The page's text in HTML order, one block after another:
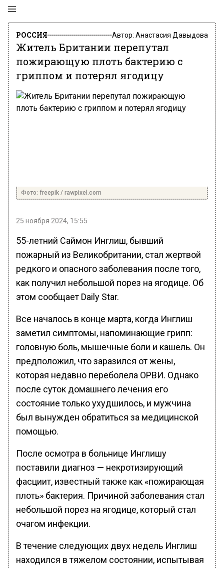
РОССИЯ Автор: Анастасия Давыдова
Житель Британии перепутал
пожирающую плоть бактерию с
гриппом и потерял ягодицу
Фото: freepik / rawpixel.com
25 ноября 2024, 15:55
55-летний Саймон Инглиш, бывший
пожарный из Великобритании, стал жертвой
редкого и опасного заболевания после того,
как получил небольшой порез на ягодице. Об
этом сообщает Daily Star.
Все началось в конце марта, когда Инглиш
заметил симптомы, напоминающие грипп:
головную боль, мышечные боли и кашель. Он
предположил, что заразился от жены,
которая недавно переболела ОРВИ. Однако
после суток домашнего лечения его
состояние только ухудшилось, и мужчина
был вынужден обратиться за медицинской
помощью.
После осмотра в больнице Инглишу
поставили диагноз — некротизирующий
фасциит, известный также как «пожирающая
плоть» бактерия. Причиной заболевания стал
небольшой порез на ягодице, который стал
очагом инфекции.
В течение следующих двух недель Инглиш
находился в тяжелом состоянии, испытывая